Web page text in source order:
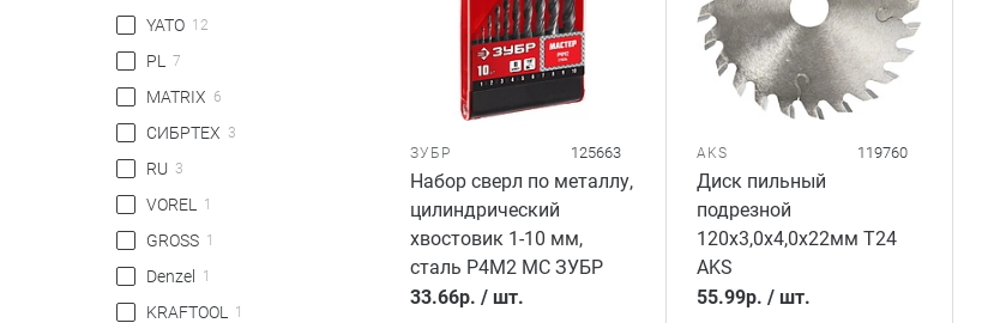
YATO 12
PL 7
MATRIX 6
СИБРТЕХ 3
RU 3
VOREL 1
GROSS 1
Denzel 1
KRAFTOOL 1
ЗУБР 125663
Набор сверл по металлу,
цилиндрический
хвостовик 1-10 мм,
сталь Р4М2 МС ЗУБР
33.66р. / шт.
AKS 119760
Диск пильный
подрезной
120х3,0х4,0х22мм T24
AKS
55.99р. / шт.